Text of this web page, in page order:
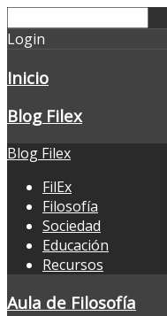
Login
Inicio
Blog Filex
Blog Filex
FilEx
Filosofía
Sociedad
Educación
Recursos
Aula de Filosofía